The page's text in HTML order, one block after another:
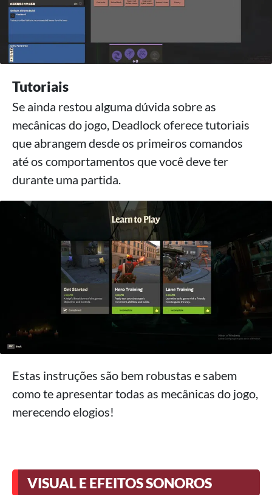
Tutoriais
Se ainda restou alguma dúvida sobre as
mecânicas do jogo, Deadlock oferece tutoriais
que abrangem desde os primeiros comandos
até os comportamentos que você deve ter
durante uma partida.
Estas instruções são bem robustas e sabem
como te apresentar todas as mecânicas do jogo,
merecendo elogios!
VISUAL E EFEITOS SONOROS